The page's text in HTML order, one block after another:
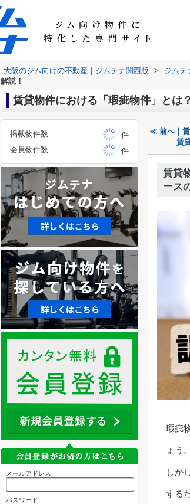
大阪のジム向けの不動産｜ジムテナ関西版 > ジムテ
解説！
賃貸物件における「瑕疵物件」とは
≪ 前へ｜賃
賃
賃貸
ース
瑕疵
ょう。
しか
する
掲載物件数
件
会員物件数
件
メールアドレス
パスワード